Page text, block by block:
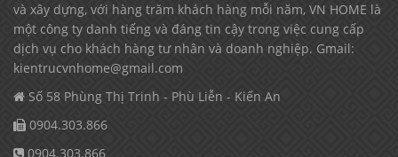
và xây dựng, với hàng trăm khách hàng mỗi năm, VN HOME là
một công ty danh tiếng và đáng tin cậy trong việc cung cấp
dịch vụ cho khách hàng tư nhân và doanh nghiệp. Gmail:
kientrucvnhome@gmail.com
Số 58 Phùng Thị Trinh - Phù Liễn - Kiến An
0904.303.866
0904.303.866